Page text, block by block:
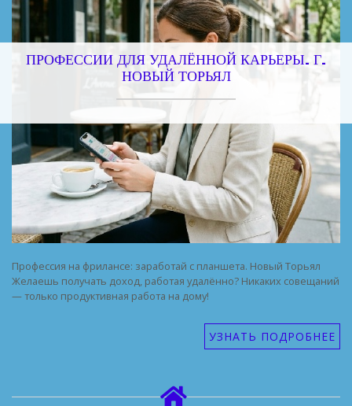
ПРОФЕССИИ ДЛЯ УДАЛЁННОЙ КАРЬЕРЫ. Г.
НОВЫЙ ТОРЬЯЛ
Профессия на фрилансе: заработай с планшета. Новый Торьял
Желаешь получать доход, работая удалённо? Никаких совещаний
— только продуктивная работа на дому!
УЗНАТЬ ПОДРОБНЕЕ